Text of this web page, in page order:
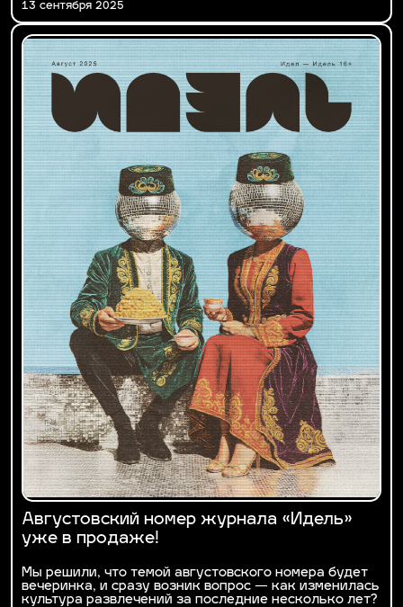
13 сентября 2025
Августовский номер журнала «Идель»
уже в продаже!
Мы решили, что темой августовского номера будет
вечеринка, и сразу возник вопрос — как изменилась
культура развлечений за последние несколько лет?